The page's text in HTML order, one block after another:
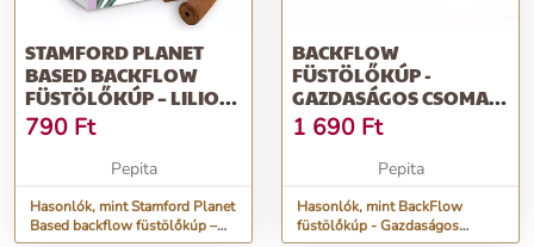
STAMFORD PLANET
BASED BACKFLOW
FÜSTÖLŐKÚP – LILIOM
– 12 DB
790 Ft
Pepita
Hasonlók, mint Stamford Planet
Based backflow füstölőkúp –
BACKFLOW
FÜSTÖLŐKÚP -
GAZDASÁGOS CSOMAG
(40 DB)
1 690 Ft
Pepita
Hasonlók, mint BackFlow
füstölőkúp - Gazdaságos